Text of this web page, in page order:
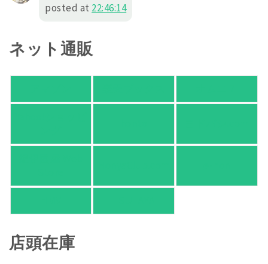
posted at 22:46:14
ネット通販
店頭在庫